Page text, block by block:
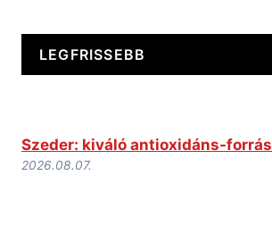
LEGFRISSEBB
Szeder: kiváló antioxidáns-forrás
2026.08.07.